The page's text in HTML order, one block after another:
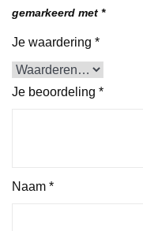
gemarkeerd met *
Je waardering *
Je beoordeling *
Naam *